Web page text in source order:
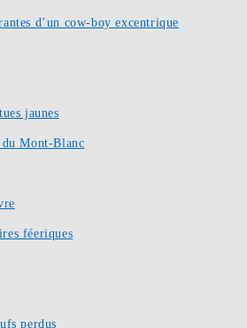
d’un cow-boy excentrique
jaunes
du Mont-Blanc
féeriques
perdus